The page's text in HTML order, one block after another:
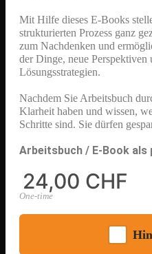
Mit Hilfe dieses E-Books
strukturierten Prozess ganz
zum Nachdenken und
der Dinge, neue Perspektiven
Lösungsstrategien.
Nachdem Sie Arbeitsbuch
Klarheit haben und wissen,
Schritte sind. Sie dürfen
Arbeitsbuch / E-Book
24,00 CHF
One-time